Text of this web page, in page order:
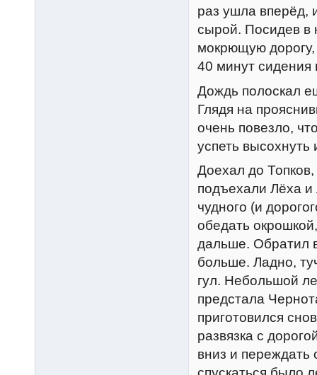
раз ушла вперёд,
сырой. Посидев в
мокрющую дорогу,
40 минут сидения
Дождь полоскал
Глядя на
очень повезло,
успеть
Доехал до
подъехали Лёха и
чудного (и
обедать
дальше. Обратил
больше. Ладно,
гул. Небольшой
предстала
приготовился
развязка с
вниз и переждать